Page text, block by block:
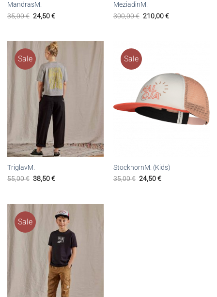
MandrasM.
35,00€ 24,50€
MeziadinM.
300,00€ 210,00€
Sale
TriglavM.
55,00€ 38,50€
Sale
StockhornM. (Kids)
35,00€ 24,50€
Sale